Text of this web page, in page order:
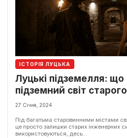
ІСТОРІЯ ЛУЦЬКА
Луцькі підземелля: що
підземний світ
27 Січня, 2024
Під багатьма старовинними містами
це просто залишки старих інженерних
використовуються, десь...